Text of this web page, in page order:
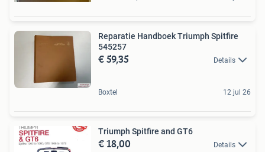
Reparatie Handboek Triumph Spitfire
545257
€ 59,35 Details
Boxtel 12 jul 26
Triumph Spitfire and GT6
€ 18,00 Details